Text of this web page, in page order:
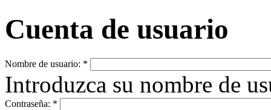
Cuenta de usuario
Nombre de usuario: *
Introduzca su nombre de
Contraseña: *